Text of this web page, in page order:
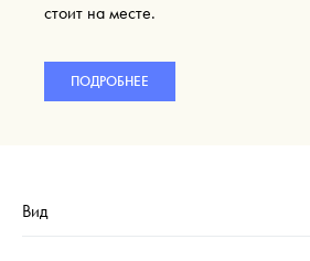
стоит на месте.
ПОДРОБНЕЕ
Вид